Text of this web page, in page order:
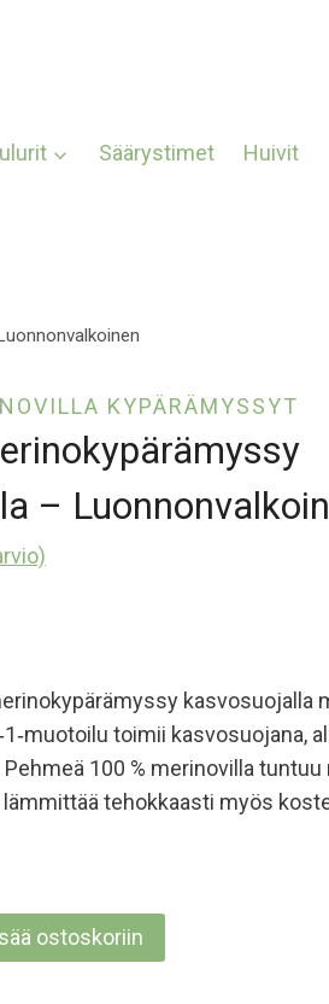
Säärystimet Huivit
KYPÄRÄMYSSYT
–
kasvosuojalla
toimii kasvosuojana,
100 % merinovilla
tehokkaasti myös
ostoskoriin